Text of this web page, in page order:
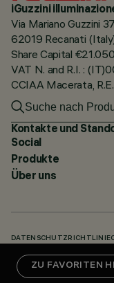
ZU FAVORITEN
iGuzzini
Via Mariano Guzzini 37
62019 Recanati
Share Capital
VAT N. and R.I. :
CCIAA Macerata,
Kontakte und
Social
Produkte
Über uns
DATENSCHUTZRICHTLINIE
UNSERE CODES KNOWLEDGE